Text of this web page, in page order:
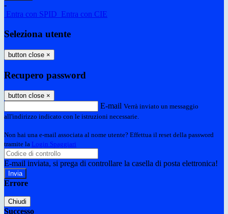
-
Entra con SPID Entra con CIE
Seleziona utente
button close ×
Recupero password
button close ×
E-mail Verrà inviato un messaggio
all'indirizzo indicato con le istruzioni necessarie.
Non hai una e-mail associata al nome utente? Effettua il reset della password
tramite la Login Spaggiari
E-mail inviata, si prega di controllare la casella di posta elettronica!
Errore
Chiudi
Successo